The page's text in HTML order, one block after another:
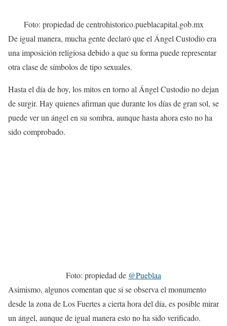
Foto: propiedad de centrohistorico.pueblacapital.gob.mx
De igual manera, mucha gente declaró que el Ángel Custodio era
una imposición religiosa debido a que su forma puede representar
otra clase de símbolos de tipo sexuales.
Hasta el día de hoy, los mitos en torno al Ángel Custodio no dejan
de surgir. Hay quienes afirman que durante los días de gran sol, se
puede ver un ángel en su sombra, aunque hasta ahora esto no ha
sido comprobado.
Foto: propiedad de @Pueblaa
Asimismo, algunos comentan que si se observa el monumento
desde la zona de Los Fuertes a cierta hora del día, es posible mirar
un ángel, aunque de igual manera esto no ha sido verificado.